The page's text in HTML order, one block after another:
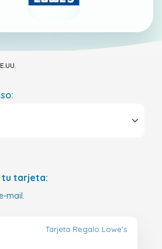
tu tarjeta:
mail.
Tarjeta Regalo Lowe's